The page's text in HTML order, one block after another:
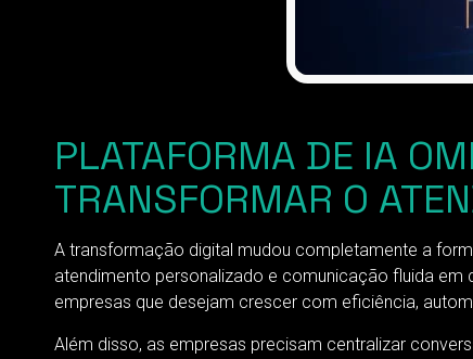
PLATAFORMA DE IA
TRANSFORMAR O
A transformação digital mudou completamente a
atendimento personalizado e comunicação fluida em
empresas que desejam crescer com eficiência,
Além disso, as empresas precisam centralizar